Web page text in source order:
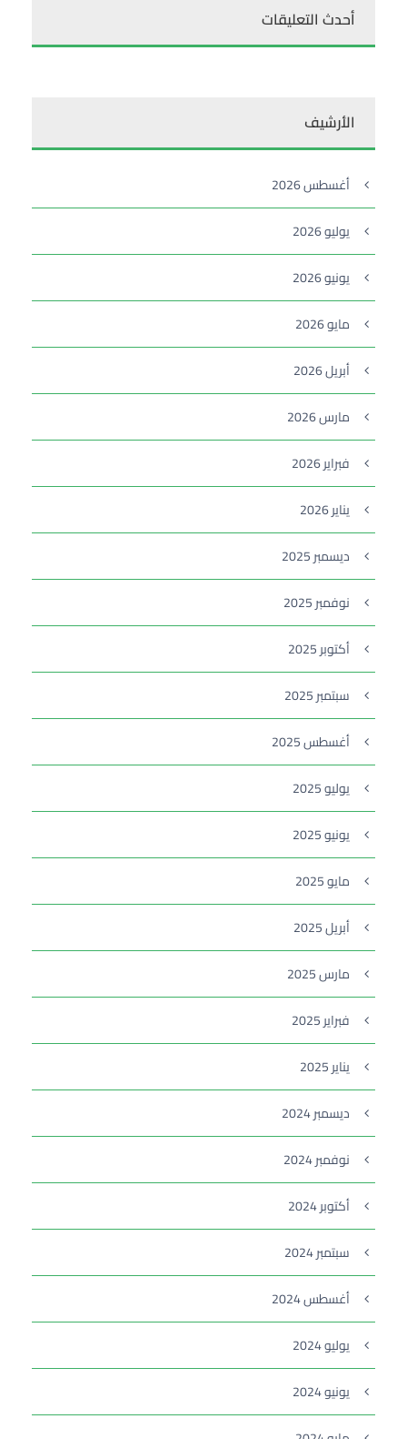
أحدث التعليقات
الأرشيف
أغسطس 2026
يوليو 2026
يونيو 2026
مايو 2026
أبريل 2026
مارس 2026
فبراير 2026
يناير 2026
ديسمبر 2025
نوفمبر 2025
أكتوبر 2025
سبتمبر 2025
أغسطس 2025
يوليو 2025
يونيو 2025
مايو 2025
أبريل 2025
مارس 2025
فبراير 2025
يناير 2025
ديسمبر 2024
نوفمبر 2024
أكتوبر 2024
سبتمبر 2024
أغسطس 2024
يوليو 2024
يونيو 2024